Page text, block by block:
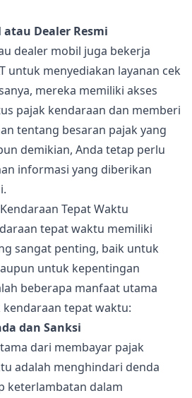
Dealer Resmi
dealer mobil juga bekerja
untuk menyediakan layanan cek
mereka memiliki akses
pajak kendaraan dan memberi
tentang besaran pajak yang
demikian, Anda tetap perlu
informasi yang diberikan
Tepat Waktu
tepat waktu memiliki
sangat penting, baik untuk
untuk kepentingan
beberapa manfaat utama
tepat waktu:
dan Sanksi
dari membayar pajak
adalah menghindari denda
keterlambatan dalam